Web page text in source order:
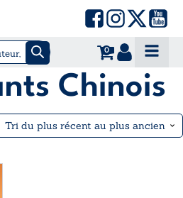
0
Chinois